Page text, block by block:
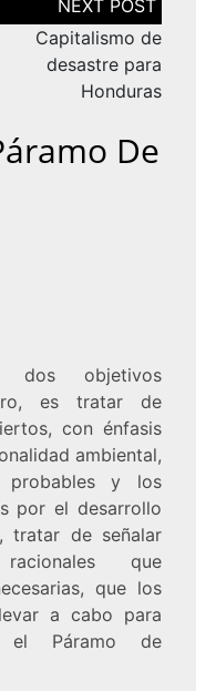
Capitalismo de
desastre para
Honduras
De
dos objetivos
es tratar de
con énfasis
ambiental,
probables y los
por el desarrollo
tratar de señalar
que
que los
a cabo para
el Páramo de